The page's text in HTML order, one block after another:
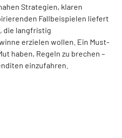
Strategien, klaren
Fallbeispielen liefert
die langfristig
erzielen wollen. Ein Must-
haben, Regeln zu brechen –
einzufahren.